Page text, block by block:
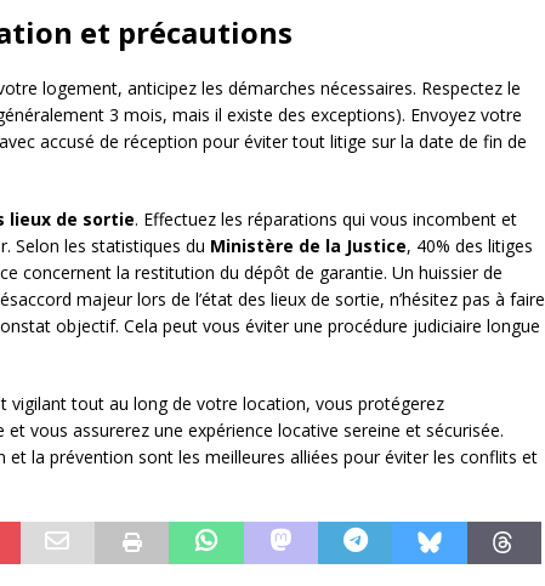
et précautions
logement, anticipez les démarches nécessaires. Respectez le
3 mois, mais il existe des exceptions). Envoyez votre
accusé de réception pour éviter tout litige sur la date de fin de
lieux de sortie. Effectuez les réparations qui vous incombent et
Selon les statistiques du Ministère de la Justice, 40% des litiges
concernent la restitution du dépôt de garantie. Un huissier de
majeur lors de l’état des lieux de sortie, n’hésitez pas à faire
objectif. Cela peut vous éviter une procédure judiciaire longue
vigilant tout au long de votre location, vous protégerez
vous assurerez une expérience locative sereine et sécurisée.
et la prévention sont les meilleures alliées pour éviter les conflits et